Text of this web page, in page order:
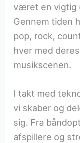
været en vigtig
Gennem tiden
pop, rock,
hver med
musikscenen.
I takt med
vi skaber og
sig. Fra
afspillere og